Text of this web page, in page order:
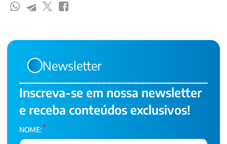
Newsletter
Inscreva-se em nossa newsletter
e receba conteúdos exclusivos!
NOME: *